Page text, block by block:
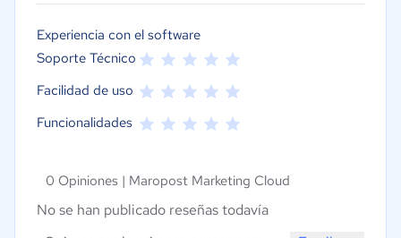
Experiencia con el software
Soporte Técnico
Facilidad de uso
Funcionalidades
0 Opiniones | Maropost Marketing Cloud
No se han publicado reseñas todavía